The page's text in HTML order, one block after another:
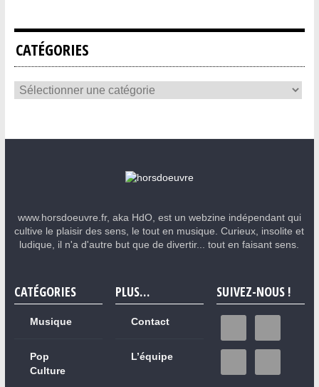
CATÉGORIES
www.horsdoeuvre.fr, aka HdO, est un webzine indépendant qui
cultive le plaisir des sens, le tout en musique. Curieux, insolite et
ludique, il n'a d'autre but que de divertir... tout en faisant sens.
CATÉGORIES
Musique
Pop
Culture
PLUS…
Contact
L’équipe
SUIVEZ-NOUS !